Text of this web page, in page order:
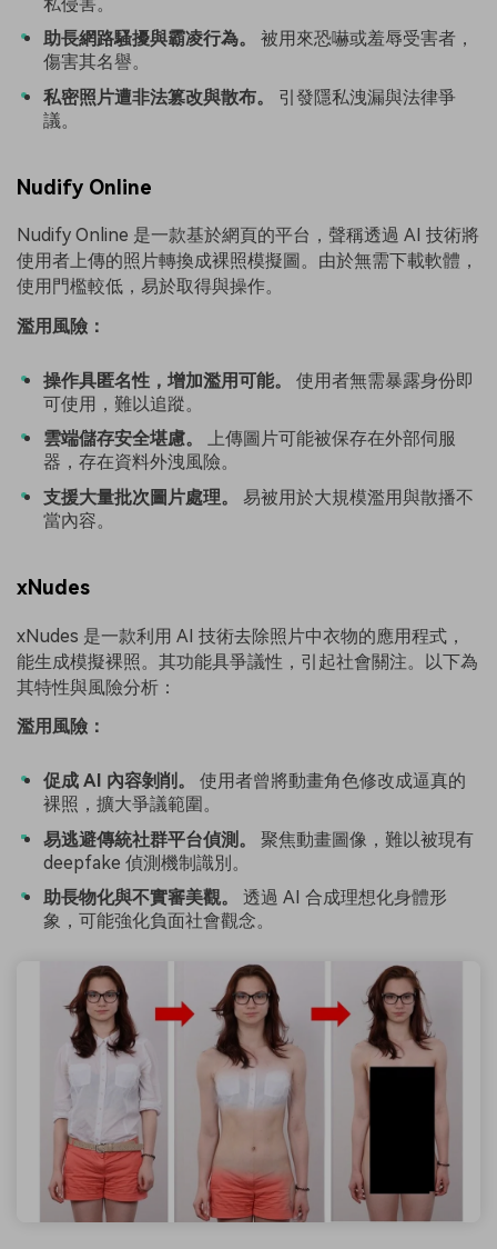
助長網路騷擾與霸凌行為。
被用來恐嚇或羞辱受害者，
傷害其名譽。
私密照片遭非法篡改與散布。
引發隱私洩漏與法律爭
議。
Nudify Online
Nudify Online 是一款基於網頁的平台，聲稱透過 AI 技術將
使用者上傳的照片轉換成裸照模擬圖。由於無需下載軟體，
使用門檻較低，易於取得與操作。
濫用風險：
操作具匿名性，增加濫用可能。
使用者無需暴露身份即
可使用，難以追蹤。
雲端儲存安全堪慮。
上傳圖片可能被保存在外部伺服
器，存在資料外洩風險。
支援大量批次圖片處理。
易被用於大規模濫用與散播不
當內容。
xNudes
xNudes 是一款利用 AI 技術去除照片中衣物的應用程式，
能生成模擬裸照。其功能具爭議性，引起社會關注。以下為
其特性與風險分析：
濫用風險：
促成 AI 內容剝削。
使用者曾將動畫角色修改成逼真的
裸照，擴大爭議範圍。
易逃避傳統社群平台偵測。
聚焦動畫圖像，難以被現有
deepfake 偵測機制識別。
助長物化與不實審美觀。
透過 AI 合成理想化身體形
象，可能強化負面社會觀念。